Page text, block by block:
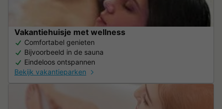
Vakantiehuisje met wellness
Comfortabel genieten
Bijvoorbeeld in de sauna
Eindeloos ontspannen
Bekijk vakantieparken